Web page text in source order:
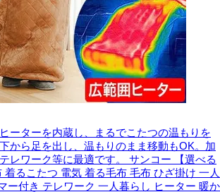
ーターを内蔵し、まるでこたつの温もりを
から足を出し、温もりのまま移動もOK。加
レワーク等に最適です。
サンコー 【選べる
着るこたつ 電気 着る毛布 毛布 ひざ掛け 一人
ー付き テレワーク 一人暮らし ヒーター 暖か